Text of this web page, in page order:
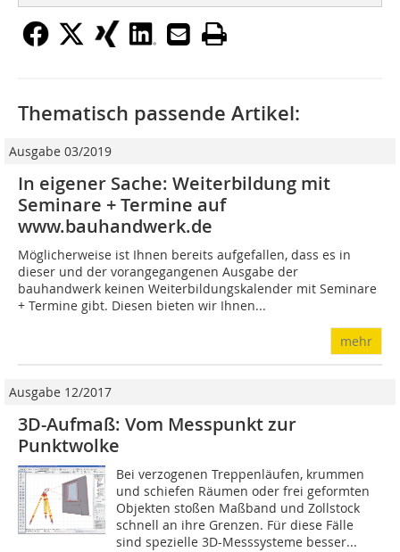
Thematisch passende Artikel:
Ausgabe 03/2019
In eigener Sache: Weiterbildung mit
Seminare + Termine auf
www.bauhandwerk.de
Möglicherweise ist Ihnen bereits aufgefallen, dass es in
dieser und der vorangegangenen Ausgabe der
bauhandwerk keinen Weiterbildungskalender mit Seminare
+ Termine gibt. Diesen bieten wir Ihnen...
mehr
Ausgabe 12/2017
3D-Aufmaß: Vom Messpunkt zur
Punktwolke
Bei verzogenen Treppenläufen, krummen
und schiefen Räumen oder frei geformten
Objekten stoßen Maßband und Zollstock
schnell an ihre Grenzen. Für diese Fälle
sind spezielle 3D-Messsysteme besser...